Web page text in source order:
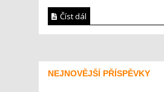
Číst dál
NEJNOVĚJŠÍ PŘÍSPĚVKY